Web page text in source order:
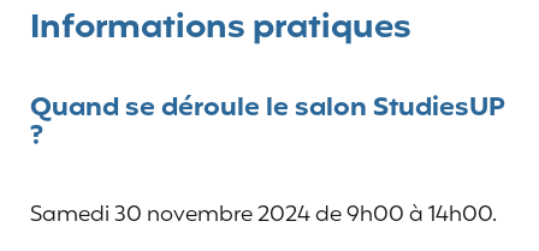
Informations pratiques
Quand se déroule le salon StudiesUP
?
Samedi 30 novembre 2024 de 9h00 à 14h00.